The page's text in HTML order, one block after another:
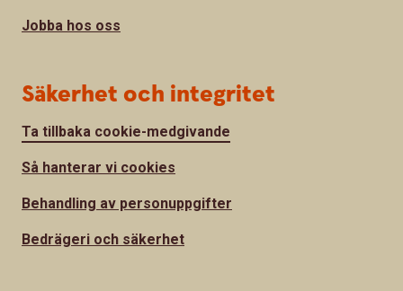
Jobba hos oss
Säkerhet och integritet
Ta tillbaka cookie-medgivande
Så hanterar vi cookies
Behandling av personuppgifter
Bedrägeri och säkerhet